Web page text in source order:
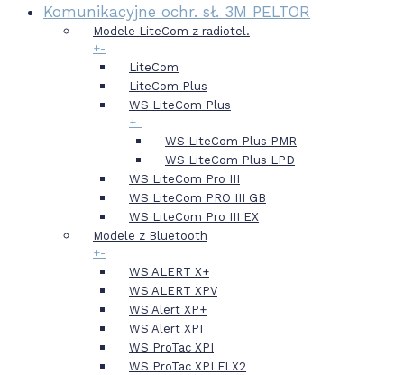
Komunikacyjne ochr. sł. 3M PELTOR
Modele LiteCom z radiotel.
+-
LiteCom
LiteCom Plus
WS LiteCom Plus
+-
WS LiteCom Plus PMR
WS LiteCom Plus LPD
WS LiteCom Pro III
WS LiteCom PRO III GB
WS LiteCom Pro III EX
Modele z Bluetooth
+-
WS ALERT X+
WS ALERT XPV
WS Alert XP+
WS Alert XPI
WS ProTac XPI
WS ProTac XPI FLX2